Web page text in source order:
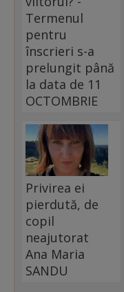
Termenul
pentru
înscrieri s-a
prelungit până
la data de 11
OCTOMBRIE
Privirea ei
pierdută, de
copil
neajutorat
Ana Maria
SANDU